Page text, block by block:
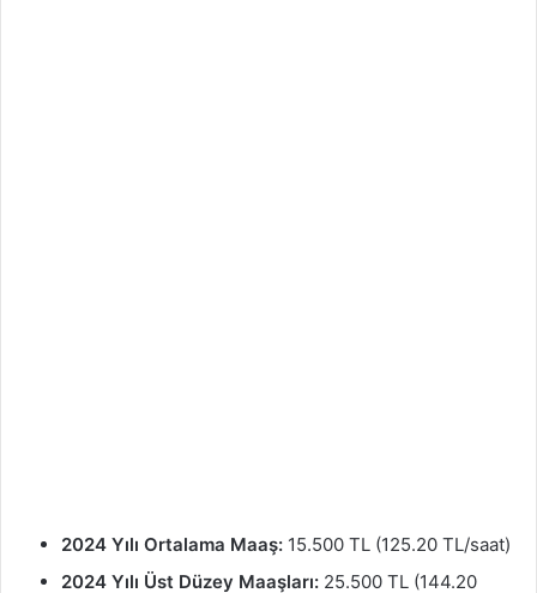
2024 Yılı Ortalama Maaş: 15.500 TL (125.20 TL/saat)
2024 Yılı Üst Düzey Maaşları: 25.500 TL (144.20